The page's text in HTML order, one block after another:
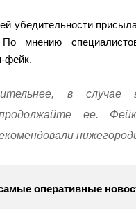
убедительности
По мнению
фейк.
в случае
ее.
оперативные